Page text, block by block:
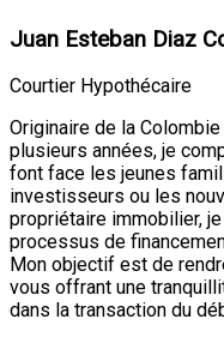
Juan Esteban Diaz
Courtier Hypothécaire
Originaire de la
plusieurs années, je
font face les jeunes
investisseurs ou les
propriétaire immobilier,
processus de
Mon objectif est de
vous offrant une
dans la transaction du